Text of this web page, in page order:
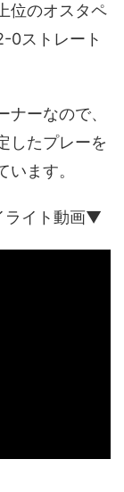
位のオスタペ
0ストレート
ーなので、
したプレーを
ます。
ライト動画▼